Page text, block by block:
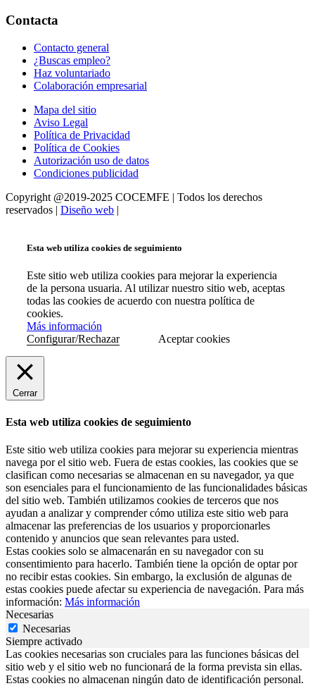
Contacta
Contacto general
¿Buscas empleo?
Haz voluntariado
Colaboración empresarial
Mapa del sitio
Aviso Legal
Política de Privacidad
Política de Cookies
Autorización uso de datos
Condiciones publicidad
Copyright @2019-2025 COCEMFE | Todos los derechos
reservados | Diseño web |
Esta web utiliza cookies de seguimiento
Este sitio web utiliza cookies para mejorar la experiencia
de la persona usuaria. Al utilizar nuestro sitio web, aceptas
todas las cookies de acuerdo con nuestra política de
cookies.
Más información
Configurar/Rechazar
Aceptar cookies
Cerrar
Esta web utiliza cookies de seguimiento
Este sitio web utiliza cookies para mejorar su experiencia mientras
navega por el sitio web. Fuera de estas cookies, las cookies que se
clasifican como necesarias se almacenan en su navegador, ya que
son esenciales para el funcionamiento de las funcionalidades básicas
del sitio web. También utilizamos cookies de terceros que nos
ayudan a analizar y comprender cómo utiliza este sitio web para
almacenar las preferencias de los usuarios y proporcionarles
contenido y anuncios que sean relevantes para usted.
Estas cookies solo se almacenarán en su navegador con su
consentimiento para hacerlo. También tiene la opción de optar por
no recibir estas cookies. Sin embargo, la exclusión de algunas de
estas cookies puede afectar su experiencia de navegación. Para más
información: Más información
Necesarias
Necesarias
Siempre activado
Las cookies necesarias son cruciales para las funciones básicas del
sitio web y el sitio web no funcionará de la forma prevista sin ellas.
Estas cookies no almacenan ningún dato de identificación personal.